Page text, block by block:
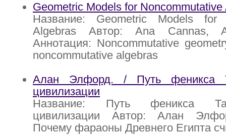
Geometric Models for Noncommutative
Название: Geometric Models for
Algebras Автор: Ana Cannas,
Аннотация: Noncommutative
noncommutative algebras
Алан Элфорд. / Путь феникса
цивилизации
Название: Путь феникса
цивилизации Автор: Алан
Почему фараоны Древнего Египта